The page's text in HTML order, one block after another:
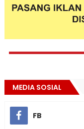
MEDIA SOSIAL
FB